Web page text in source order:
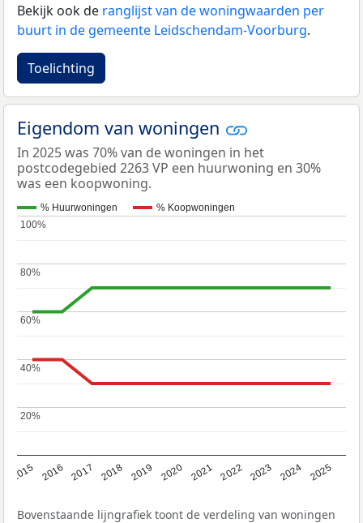
Bekijk ook de ranglijst van de woningwaarden per
buurt in de gemeente Leidschendam-Voorburg.
Toelichting
Eigendom van woningen
In 2025 was 70% van de woningen in het
postcodegebied 2263 VP een huurwoning en 30%
was een koopwoning.
% Huurwoningen % Koopwoningen
2015 2016 2017 2018 2019 2020 2021 2022 2023 2024 2025
20%
20%
40%
40%
60%
60%
80%
80%
100%
100%
Bovenstaande lijngrafiek toont de verdeling van woningen